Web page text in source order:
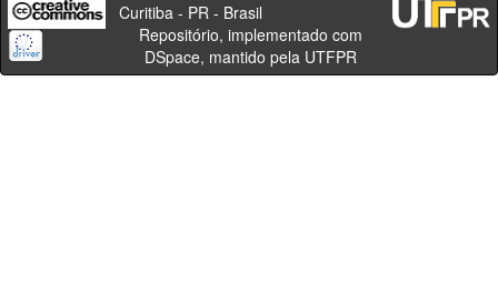
Curitiba - PR - Brasil
Repositório, implementado com
DSpace, mantido pela UTFPR